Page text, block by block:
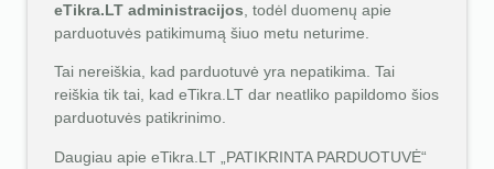
eTikra.LT administracijos , todėl duomenų apie
parduotuvės patikimumą šiuo metu neturime.
Tai nereiškia, kad parduotuvė yra nepatikima. Tai
reiškia tik tai, kad eTikra.LT dar neatliko papildomo šios
parduotuvės patikrinimo.
Daugiau apie eTikra.LT „PATIKRINTA PARDUOTUVĖ“